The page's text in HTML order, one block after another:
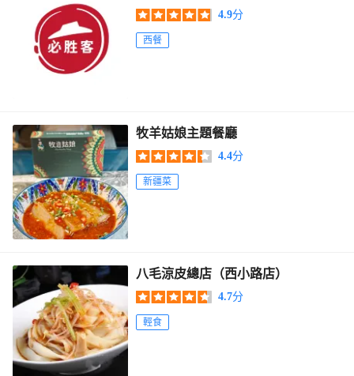
4.9分
西餐
牧羊姑娘主題餐廳
4.4分
新疆菜
八毛涼皮總店（西小路店）
4.7分
輕食